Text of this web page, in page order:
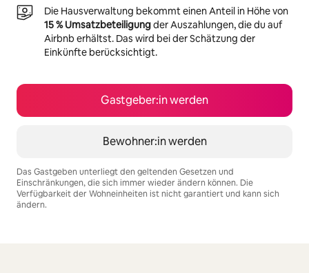
Die Hausverwaltung bekommt einen Anteil in Höhe von
15 % Umsatzbeteiligungder Auszahlungen, die du auf
Airbnb erhältst. Das wird bei der Schätzung der
Einkünfte berücksichtigt.
Gastgeber:in werden
Bewohner:in werden
Das Gastgeben unterliegt den geltenden Gesetzen und
Einschränkungen, die sich immer wieder ändern können. Die
Verfügbarkeit der Wohneinheiten ist nicht garantiert und kann sich
ändern.